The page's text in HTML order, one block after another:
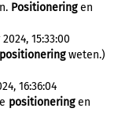
Positioneringen
15:33:00
positioneringweten.)
16:36:04
positioneringen